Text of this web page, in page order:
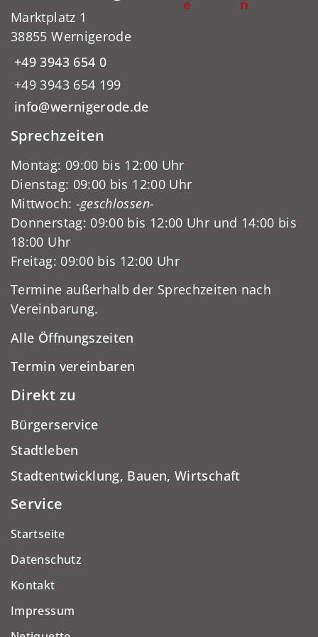
e
n
Marktplatz 1
38855 Wernigerode
+49 3943 654 0
+49 3943 654 199
info@wernigerode.de
Sprechzeiten
Montag: 09:00 bis 12:00 Uhr
Dienstag: 09:00 bis 12:00 Uhr
Mittwoch: -geschlossen-
Donnerstag: 09:00 bis 12:00 Uhr und 14:00 bis
18:00 Uhr
Freitag: 09:00 bis 12:00 Uhr
Termine außerhalb der Sprechzeiten nach
Vereinbarung.
Alle Öffnungszeiten
Termin vereinbaren
Direkt zu
Bürgerservice
Stadtleben
Stadtentwicklung, Bauen, Wirtschaft
Service
Startseite
Datenschutz
Kontakt
Impressum